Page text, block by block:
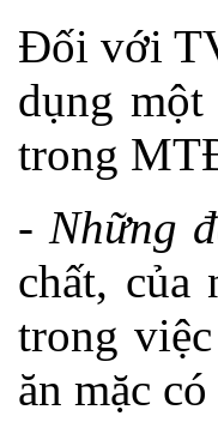
Đối với
dụng
trong
- Những
chất, của
trong
ăn mặc